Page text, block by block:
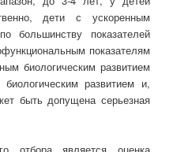
дети с ускоренным
большинству показателей
показателям
биологическим развитием
развитием и,
быть допущена серьезная